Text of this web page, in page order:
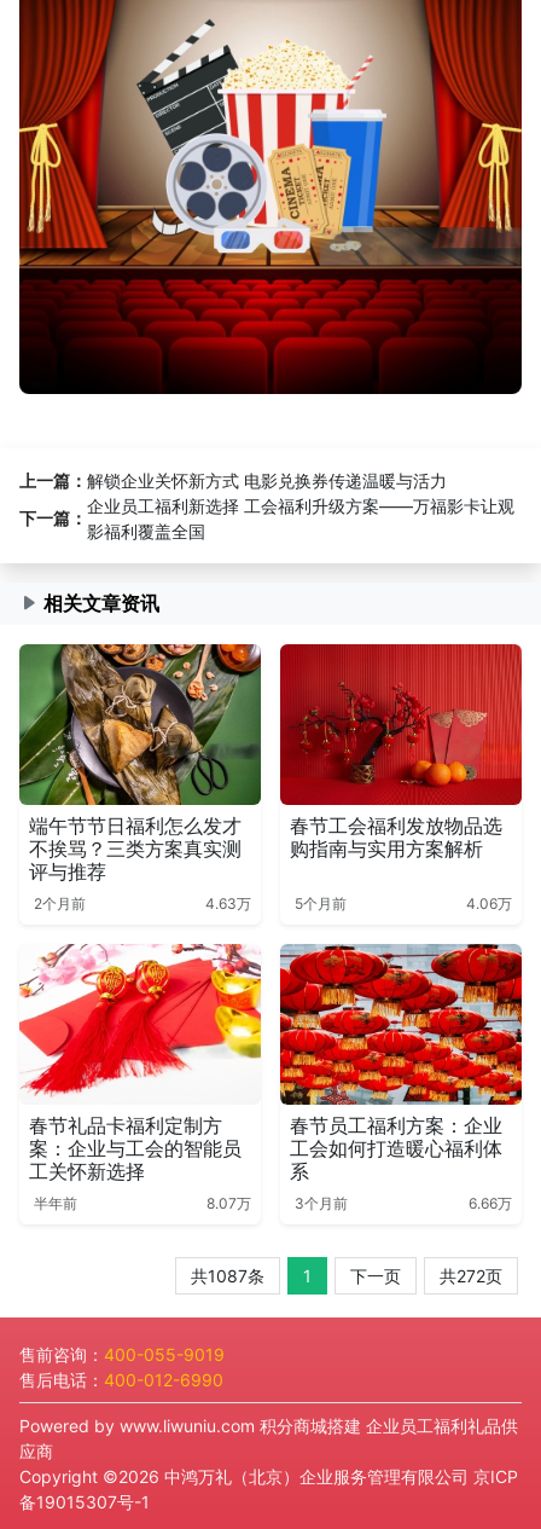
上一篇： 解锁企业关怀新方式 电影兑换券传递温暖与活力
下一篇：
企业员工福利新选择 工会福利升级方案——万福影卡让观
影福利覆盖全国
相关文章资讯
端午节节日福利怎么发才
不挨骂？三类方案真实测
评与推荐
2个月前 4.63万
春节工会福利发放物品选
购指南与实用方案解析
5个月前 4.06万
春节礼品卡福利定制方
案：企业与工会的智能员
工关怀新选择
半年前 8.07万
春节员工福利方案：企业
工会如何打造暖心福利体
系
3个月前 6.66万
共1087条 1 下一页 共272页
售前咨询： 400-055-9019
售后电话： 400-012-6990
Powered by www.liwuniu.com 积分商城搭建 企业员工福利礼品供
应商
Copyright ©2026 中鸿万礼（北京）企业服务管理有限公司 京ICP
备19015307号-1